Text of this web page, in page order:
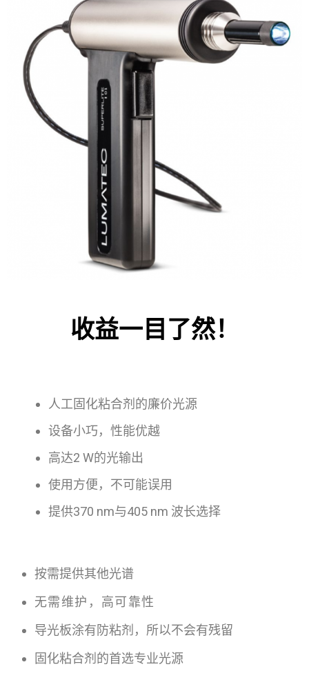
收益一目了然！
人工固化粘合剂的廉价光源
设备小巧，性能优越
高达2 W的光输出
使用方便，不可能误用
提供370 nm与405 nm 波长选择
按需提供其他光谱
无需维护，高可靠性
导光板涂有防粘剂，所以不会有残留
固化粘合剂的首选专业光源